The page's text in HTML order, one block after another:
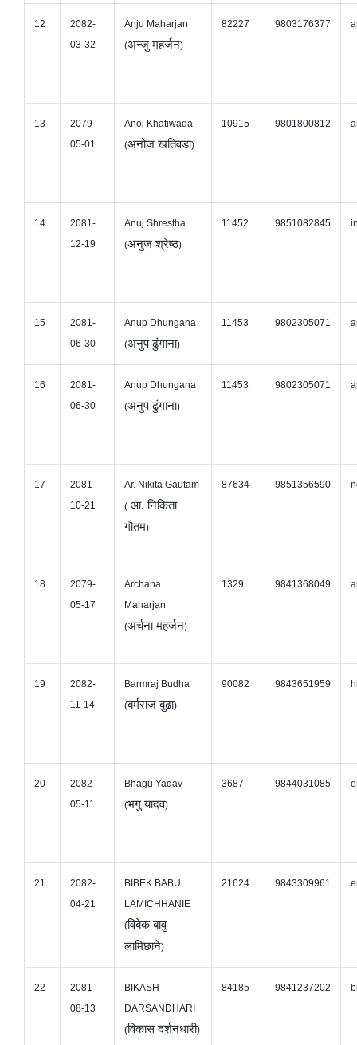
12
2082-
03-32
Anju Maharjan
(अन्जु महर्जन)
82227 9803176377
13
2079-
05-01
Anoj Khatiwada
(अनोज खतिवडा)
10915 9801800812
14
2081-
12-19
Anuj Shrestha
(अनुज श्रेष्ठ)
11452 9851082845
15
2081-
06-30
Anup Dhungana
(अनुप ढुंगाना)
11453 9802305071
16
2081-
06-30
Anup Dhungana
(अनुप ढुंगाना)
11453 9802305071
17
2081-
10-21
Ar. Nikita Gautam
( आ. निकिता
गौतम)
87634 9851356590
18
2079-
05-17
Archana
Maharjan
(अर्चना महर्जन)
1329 9841368049
19
2082-
11-14
Barmraj Budha
(बर्मराज बुढा)
90082 9843651959
20
2082-
05-11
Bhagu Yadav
(भगु यादव)
3687 9844031085
21
2082-
04-21
BIBEK BABU
LAMICHHANIE
(विबेक बावु
लामिछाने)
21624 9843309961
22
2081-
08-13
BIKASH
DARSANDHARI
(विकास दर्शनधारी)
84185 9841237202